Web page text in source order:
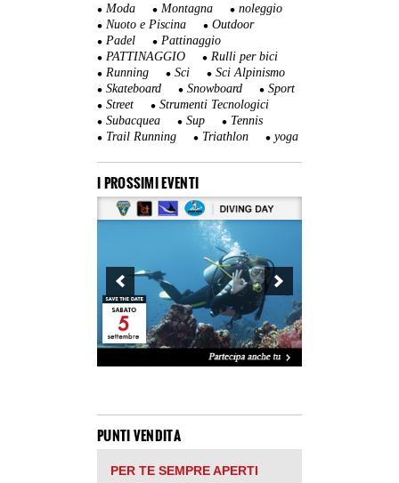
Moda
Montagna
noleggio
Nuoto e Piscina
Outdoor
Padel
Pattinaggio
PATTINAGGIO
Rulli per bici
Running
Sci
Sci Alpinismo
Skateboard
Snowboard
Sport
Street
Strumenti Tecnologici
Subacquea
Sup
Tennis
Trail Running
Triathlon yoga
I PROSSIMI EVENTI
PUNTI VENDITA
PER TE SEMPRE APERTI